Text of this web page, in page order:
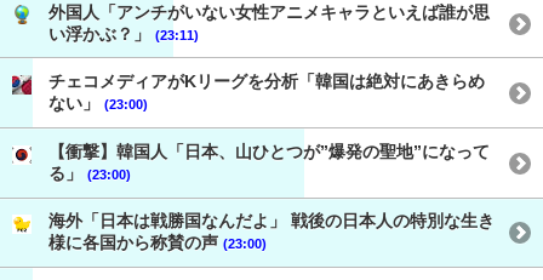
外国人「アンチがいない女性アニメキャラといえば誰が思
い浮かぶ？」
(23:11)
チェコメディアがKリーグを分析「韓国は絶対にあきらめ
ない」
(23:00)
【衝撃】韓国人「日本、山ひとつが”爆発の聖地”になって
る」
(23:00)
海外「日本は戦勝国なんだよ」 戦後の日本人の特別な生き
様に各国から称賛の声 (23:00)